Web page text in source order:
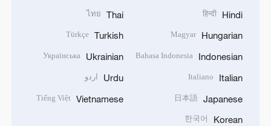
Hindi
हिन्दी
Hungarian
Magyar
Indonesian
Bahasa Indonesia
Italian
Italiano
Japanese
日本語
Korean
한국어
Thai
ไทย
Turkish
Türkçe
Ukrainian
Українська
Urdu اردو
Vietnamese
Tiếng Việt